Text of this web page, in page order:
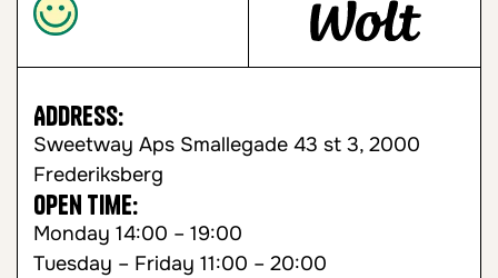
Address:
Sweetway Aps Smallegade 43 st 3, 2000
Frederiksberg
Open time:
Monday 14:00 – 19:00
Tuesday – Friday 11:00 – 20:00